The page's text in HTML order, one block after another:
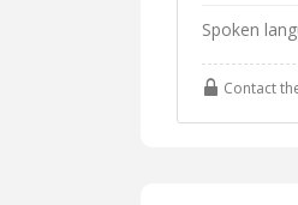
Spoken
Contact